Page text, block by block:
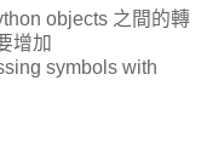
objects 之間的轉
增加
symbols with